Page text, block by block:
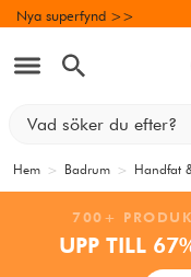
Nya superfynd >>
Hem > Badrum > Handfat
700+
UPP TILL